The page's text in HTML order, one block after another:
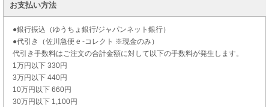
お支払い方法
●銀行振込（ゆうちょ銀行/ジャパンネット銀行）
●代引き（佐川急便 e -コレクト ※現金のみ）
代引き手数料はご注文の合計金額に対して以下の手数料が発生します。
1万円以下 330円
3万円以下 440円
10万円以下 660円
30万円以下 1,100円